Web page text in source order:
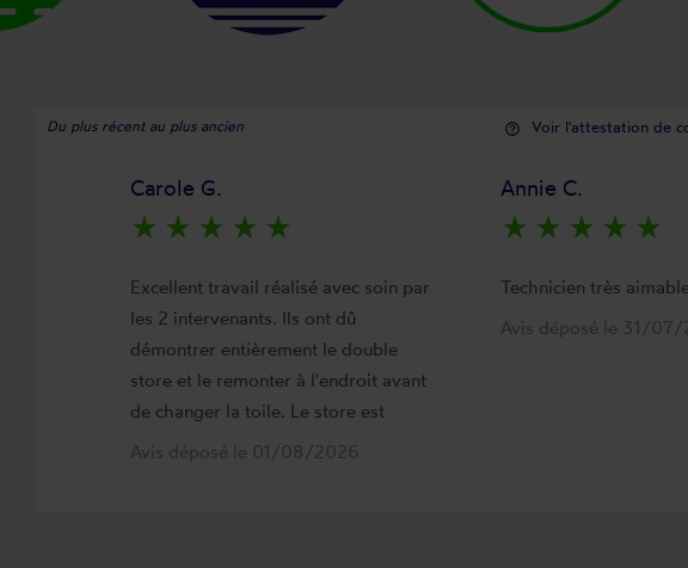
Du plus récent au plus ancien help_outline Voir l'attestation de
Carole G.
star_rate star_rate star_rate star_rate star_rate
Excellent travail réalisé avec soin par
les 2 intervenants. Ils ont dû
démontrer entièrement le double
store et le remonter à l'endroit avant
de changer la toile. Le store est
maintenant comme neuf, parfaitement
Avis déposé le 01/08/2026
Annie C.
star_rate star_rate star_rate star_rate star_rate
Technicien très
Avis déposé le 31/